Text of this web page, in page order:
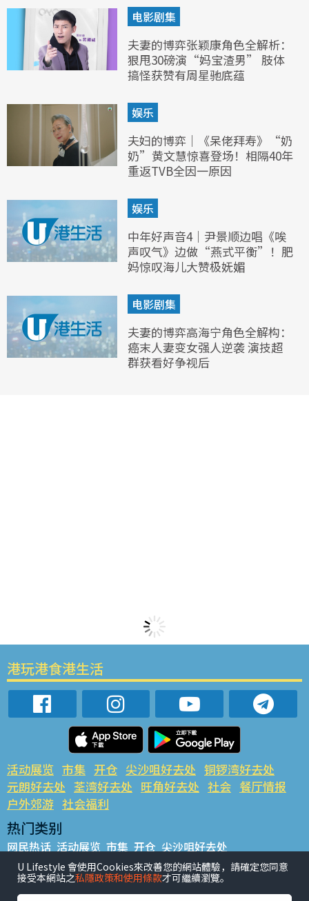
电影剧集
夫妻的博弈张颖康角色全解析：
狠甩30磅演“妈宝渣男” 肢体
搞怪获赞有周星驰底蕴
娱乐
夫妇的博弈｜《呆佬拜寿》“奶
奶”黄文慧惊喜登场！相隔40年
重返TVB全因一原因
娱乐
中年好声音4｜尹景顺边唱《唉
声叹气》边做“燕式平衡”！肥
妈惊叹海儿大赞极妩媚
电影剧集
夫妻的博弈高海宁角色全解构：
癌末人妻变女强人逆袭 演技超
群获看好争视后
港玩港食港生活
活动展览 市集 开仓 尖沙咀好去处 铜锣湾好去处
元朗好去处 荃湾好去处 旺角好去处 社会 餐厅情报
户外郊游 社会福利
热门类别
网民热话 活动展览 市集 开仓 尖沙咀好去处
铜锣湾好去处 元朗好去处 荃湾好去处 旺角好去处 社会
餐厅情报 户外郊游
U Lifestyle 會使用Cookies來改善您的網站體驗，請確定您同意
接受本網站之私隱政策和使用條款才可繼續瀏覽。